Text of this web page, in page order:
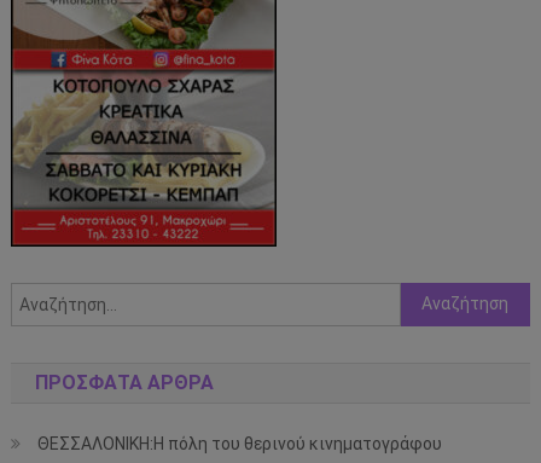
Αναζήτηση
για:
ΠΡΌΣΦΑΤΑ ΆΡΘΡΑ
ΘΕΣΣΑΛΟΝΙΚΗ:Η πόλη του θερινού κινηματογράφου